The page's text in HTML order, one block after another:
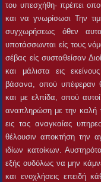
του υπεσχήθη· πρέπει
και να γνωρίσωσι Την
συγχωρήσεως όθεν
υποτάσσωνται είς τους
σέβας είς συσταθείσαν
και μάλιστα εις
βάσανα, οπού υπέφεραν
και με ελπίδα, οπού
αναπληρώση με την καλή
εις τας αναγκαίας
θέλουσιν αποκτήση την
ιδίων κατοίκων.
εξής ουδόλως να μην
και ενοχλήσεις επειδή